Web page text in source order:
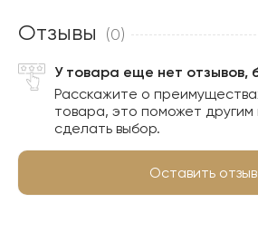
Отзывы (0)
У товара еще нет отзывов,
Расскажите о
товара, это поможет другим
сделать выбор.
Оставить отзыв